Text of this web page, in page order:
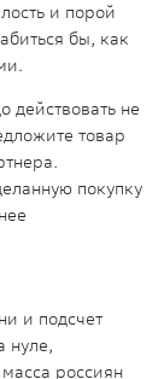
и порой
бы, как
действовать не
товар
покупку
и подсчет
нуле,
россиян